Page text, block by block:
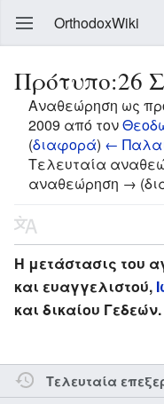
OrthodoxWiki
Πρότυπο:26
Αναθεώρηση ως
2009 από τον
(διαφορά) ←
Τελευταία
αναθεώρηση →
Η μετάστασις του
και ευαγγελιστού,
και δικαίου Γεδεών.
Τελευταία